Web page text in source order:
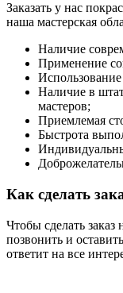
Заказать у нас
наша мастерская
Наличие
Применение
Наличие в
мастеров;
Приемлемая
Быстрота
Как сделать
Чтобы сделать
позвонить и
ответит на все